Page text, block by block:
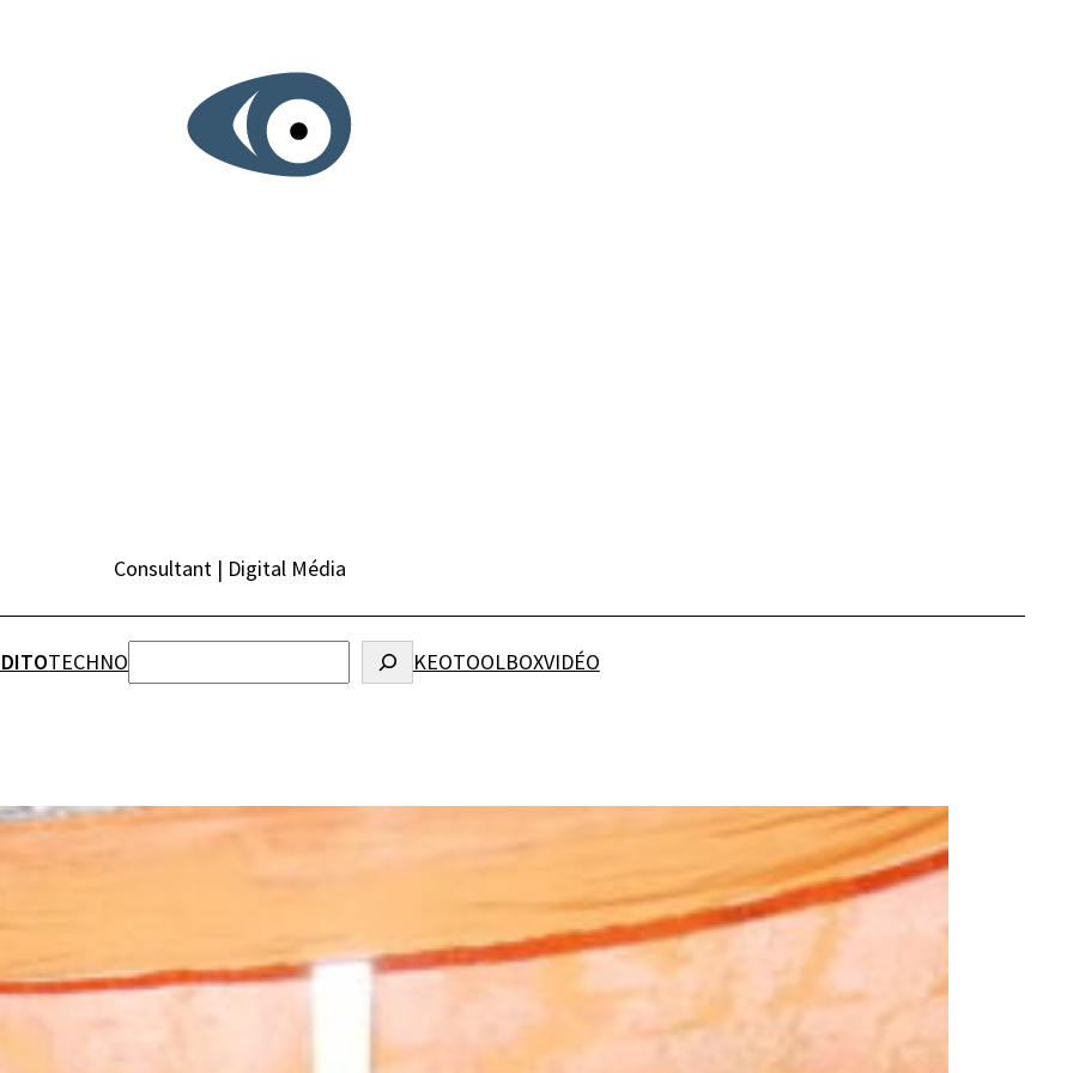
Consultant | Digital Média
TECHNO KEOTOOLBOXVIDÉO